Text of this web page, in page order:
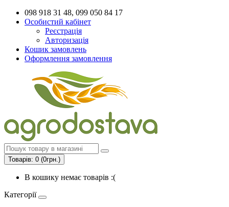
098 918 31 48, 099 050 84 17
Особистий кабінет
Реєстрація
Авторизація
Кошик замовлень
Оформлення замовлення
Товарів: 0 (0грн.)
В кошику немає товарів :(
Категорії